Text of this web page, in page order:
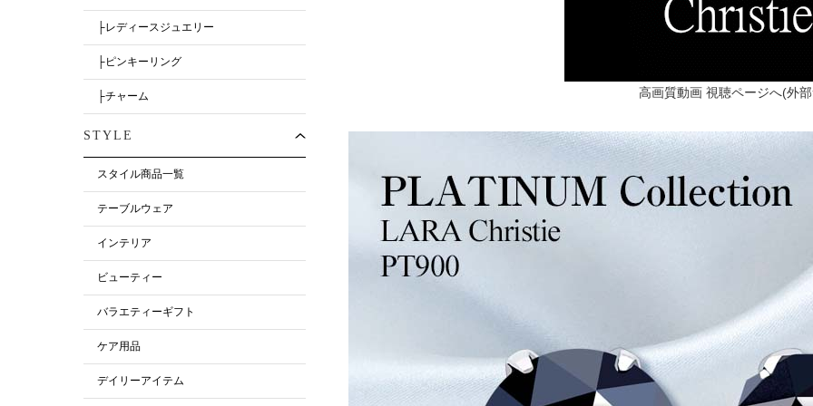
高画質動画 視聴ページへ(外
├レディースジュエリー
├ピンキーリング
├チャーム
STYLE
スタイル商品一覧
テーブルウェア
インテリア
ビューティー
バラエティーギフト
ケア用品
デイリーアイテム